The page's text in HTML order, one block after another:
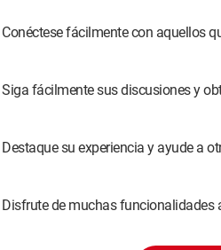
Conéctese fácilmente con aquellos
Siga fácilmente sus discusiones y
Destaque su experiencia y ayude a
Disfrute de muchas funcionalidades